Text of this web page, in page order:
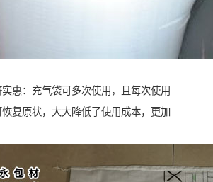
惠：充气袋可多次使用，且每次使用
复原状，大大降低了使用成本，更加